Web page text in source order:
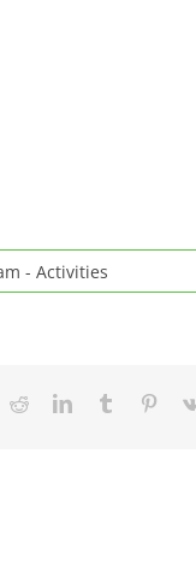
- Activities